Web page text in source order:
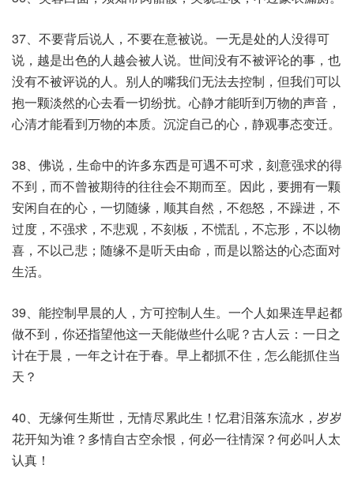
37、不要背后说人，不要在意被说。一无是处的人没得可
说，越是出色的人越会被人说。世间没有不被评论的事，也
没有不被评说的人。别人的嘴我们无法去控制，但我们可以
抱一颗淡然的心去看一切纷扰。心静才能听到万物的声音，
心清才能看到万物的本质。沉淀自己的心，静观事态变迁。
38、佛说，生命中的许多东西是可遇不可求，刻意强求的得
不到，而不曾被期待的往往会不期而至。因此，要拥有一颗
安闲自在的心，一切随缘，顺其自然，不怨怒，不躁进，不
过度，不强求，不悲观，不刻板，不慌乱，不忘形，不以物
喜，不以己悲；随缘不是听天由命，而是以豁达的心态面对
生活。
39、能控制早晨的人，方可控制人生。一个人如果连早起都
做不到，你还指望他这一天能做些什么呢？古人云：一日之
计在于晨，一年之计在于春。早上都抓不住，怎么能抓住当
天？
40、无缘何生斯世，无情尽累此生！忆君泪落东流水，岁岁
花开知为谁？多情自古空余恨，何必一往情深？何必叫人太
认真！